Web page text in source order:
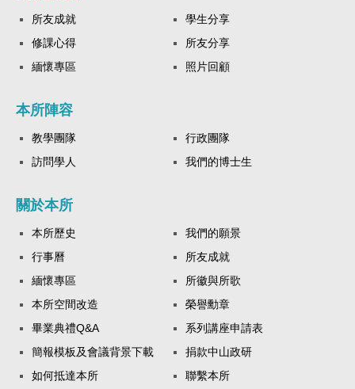
所友成就
學生分享
修課心得
所友分享
緬懷專區
照片回顧
本所陣容
教學團隊
行政團隊
訪問學人
我們的博士生
關於本所
本所歷史
我們的願景
行事曆
所友成就
緬懷專區
所徽與所歌
本所空間改造
榮譽勳章
畢業典禮Q&A
系列講座申請表
簡報模板及會議背景下載
捐款中山政研
如何抵達本所
聯繫本所